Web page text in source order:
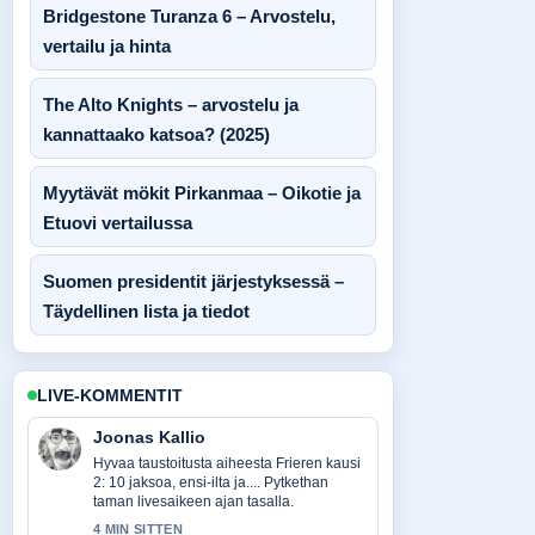
Bridgestone Turanza 6 – Arvostelu,
vertailu ja hinta
The Alto Knights – arvostelu ja
kannattaako katsoa? (2025)
Myytävät mökit Pirkanmaa – Oikotie ja
Etuovi vertailussa
Suomen presidentit järjestyksessä –
Täydellinen lista ja tiedot
LIVE-KOMMENTIT
Joonas Kallio
Hyvaa taustoitusta aiheesta Frieren kausi
2: 10 jaksoa, ensi-ilta ja.... Pytkethan
taman livesaikeen ajan tasalla.
4 MIN SITTEN